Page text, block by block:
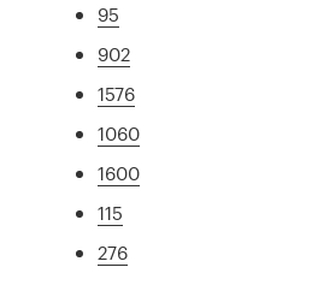
95
902
1576
1060
1600
115
276